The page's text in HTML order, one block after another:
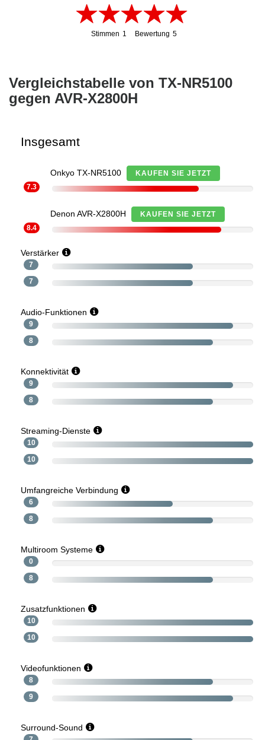
Stimmen 1
Bewertung 5
Vergleichstabelle von TX-NR5100
gegen AVR-X2800H
Insgesamt
Onkyo TX-NR5100
KAUFEN SIE JETZT
7.3
Denon AVR-X2800H
KAUFEN SIE JETZT
8.4
Verstärker
7
7
Audio-Funktionen
9
8
Konnektivität
9
8
Streaming-Dienste
10
10
Umfangreiche Verbindung
6
8
Multiroom Systeme
0
8
Zusatzfunktionen
10
10
Videofunktionen
8
9
Surround-Sound